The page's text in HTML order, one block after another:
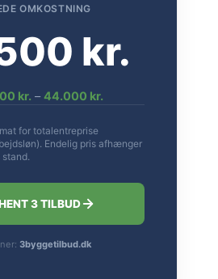
OMKOSTNING
kr.
kr. – 44.000 kr.
for totalentreprise
Endelig pris afhænger
3 TILBUD
3byggetilbud.dk